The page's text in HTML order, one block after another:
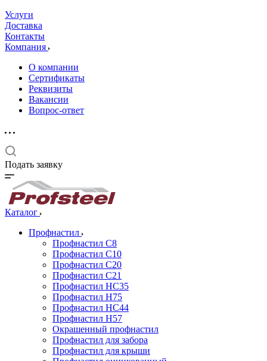
Услуги
Доставка
Контакты
Компания
О компании
Сертификаты
Реквизиты
Вакансии
Вопрос-ответ
Подать заявку
Каталог
Профнастил
Профнастил С8
Профнастил С10
Профнастил С20
Профнастил С21
Профнастил НС35
Профнастил Н75
Профнастил HC44
Профнастил Н57
Окрашенный профнастил
Профнастил для забора
Профнастил для крыши